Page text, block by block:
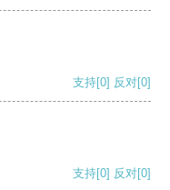
支持[0] 反对[0]
支持[0] 反对[0]